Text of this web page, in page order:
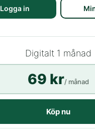
Logga in
Digitalt 1 månad
69 kr/ månad
Köp nu